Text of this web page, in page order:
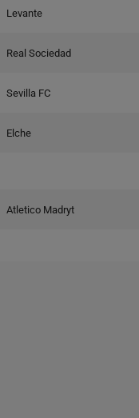
Levante
Real Sociedad
Sevilla FC
Elche
Atletico Madryt